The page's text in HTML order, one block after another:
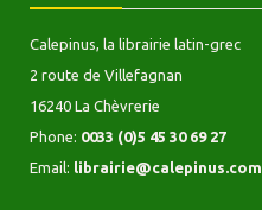
Calepinus, la librairie latin-grec
2 route de Villefagnan
16240 La Chèvrerie
Phone: 0033 (0)5 45 30 69 27
Email: librairie@calepinus.com